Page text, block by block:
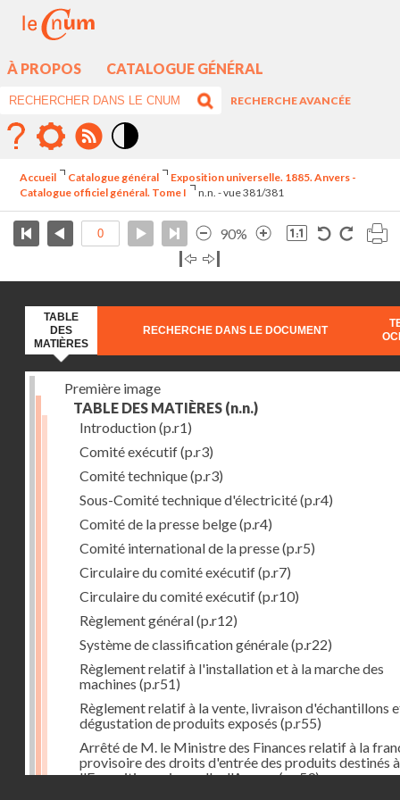
À PROPOS CATALOGUE GÉNÉRAL
RECHERCHE AVANCÉE
élévé
Accueil Catalogue général
Exposition universelle. 1885. Anvers -
Catalogue officiel général. Tome I
n.n. - vue 381/381
90%
TABLE
DES
MATIÈRES
RECHERCHE DANS LE DOCUMENT
Première image
TABLE DES MATIÈRES (n.n.)
Introduction(p.r1)
Comité exécutif(p.r3)
Comité technique(p.r3)
Sous-Comité technique d'électricité(p.r4)
Comité de la presse belge(p.r4)
Comité international de la presse(p.r5)
Circulaire du comité exécutif(p.r7)
Circulaire du comité exécutif(p.r10)
Règlement général(p.r12)
Système de classification générale(p.r22)
Règlement relatif à l'installation et à la marche des
machines (p.r51)
Règlement relatif à la vente, livraison d'échantillons
dégustation de produits exposés (p.r55)
Arrêté de M. le Ministre des Finances relatif à la
provisoire des droits d'entrée des produits destinés à
l'Exposition universelle d'Anvers(p.r59)